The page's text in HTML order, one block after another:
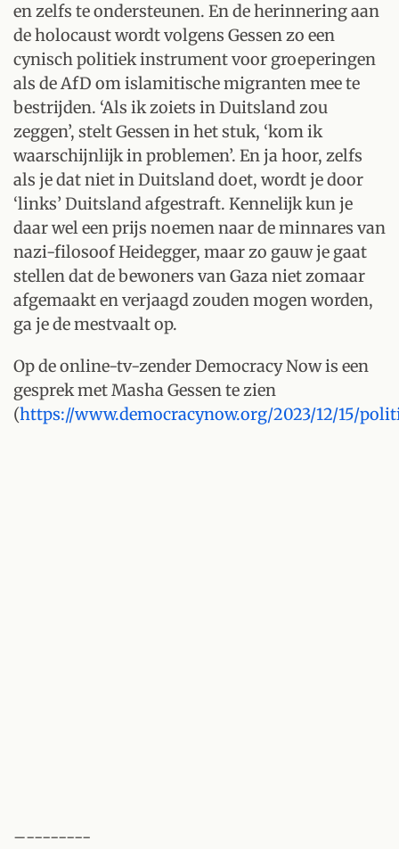
en zelfs te ondersteunen. En de herinnering aan
de holocaust wordt volgens Gessen zo een
cynisch politiek instrument voor groeperingen
als de AfD om islamitische migranten mee te
bestrijden. ‘Als ik zoiets in Duitsland zou
zeggen’, stelt Gessen in het stuk, ‘kom ik
waarschijnlijk in problemen’. En ja hoor, zelfs
als je dat niet in Duitsland doet, wordt je door
‘links’ Duitsland afgestraft. Kennelijk kun je
daar wel een prijs noemen naar de minnares van
nazi-filosoof Heidegger, maar zo gauw je gaat
stellen dat de bewoners van Gaza niet zomaar
afgemaakt en verjaagd zouden mogen worden,
ga je de mestvaalt op.
Op de online-tv-zender Democracy Now is een
gesprek met Masha Gessen te zien
(https://www.democracynow.org/2023/12/15/
–--------